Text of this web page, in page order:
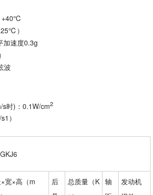
+40℃
）
加速度0.3g
波
s时)：0.1W/cm2
）
宽×高（m
后
总质量（K 轴
发动机